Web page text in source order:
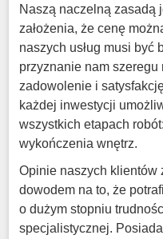
Naszą naczelną zasadą
założenia, że cenę
naszych usług musi być
przyznanie nam
zadowolenie i
każdej inwestycji
wszystkich etapach
wykończenia wnętrz.
Opinie naszych klientów
dowodem na to, że
o dużym stopniu
specjalistycznej.